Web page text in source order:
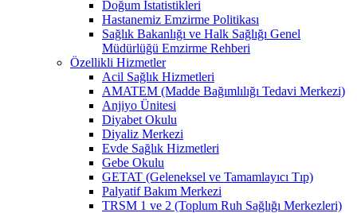
Doğum İstatistikleri
Hastanemiz Emzirme Politikası
Sağlık Bakanlığı ve Halk Sağlığı Genel
Müdürlüğü Emzirme Rehberi
Özellikli Hizmetler
Acil Sağlık Hizmetleri
AMATEM (Madde Bağımlılığı Tedavi Merkezi)
Anjiyo Ünitesi
Diyabet Okulu
Diyaliz Merkezi
Evde Sağlık Hizmetleri
Gebe Okulu
GETAT (Geleneksel ve Tamamlayıcı Tıp)
Palyatif Bakım Merkezi
TRSM 1 ve 2 (Toplum Ruh Sağlığı Merkezleri)